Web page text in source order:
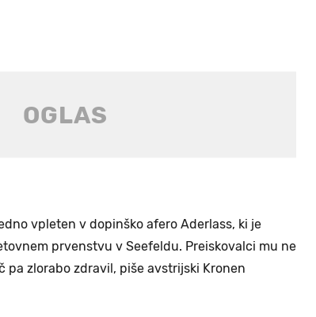
vpleten v dopinško afero Aderlass, ki je
prvenstvu v Seefeldu. Preiskovalci mu ne
pa zlorabo zdravil, piše avstrijski Kronen